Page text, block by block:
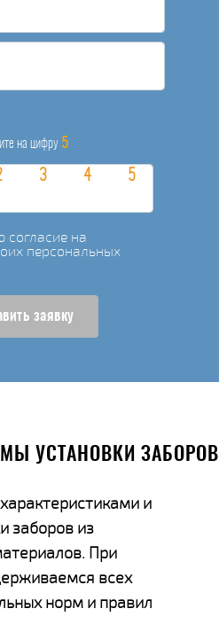
на цифру 5
на
персональных
заявку
УСТАНОВКИ ЗАБОРОВ
и
заборов из
При
всех
норм и правил